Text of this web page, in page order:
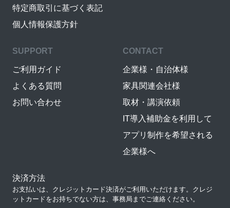
特定商取引に基づく表記
個人情報保護方針
SUPPORT
ご利用ガイド
よくある質問
お問い合わせ
CONTACT
企業様・自治体様
家具関連会社様
取材・講演依頼
IT導入補助金を利用して
アプリ制作を希望される
企業様へ
決済方法
お支払いは、クレジットカード決済がご利用いただけます。クレジ
ットカードをお持ちでない方は、事務局までご連絡ください。